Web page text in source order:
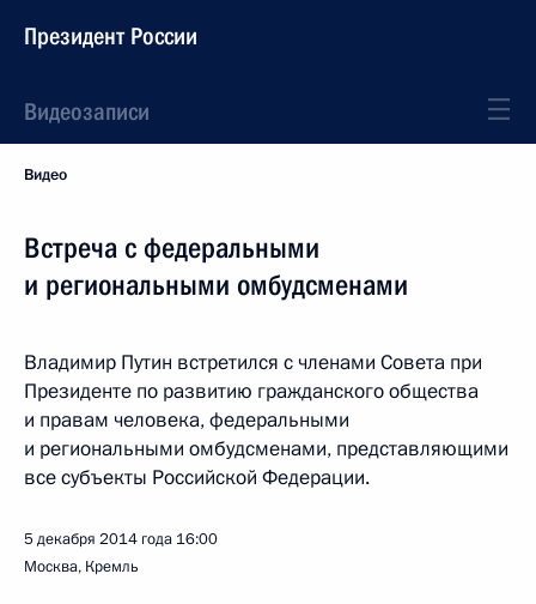
Президент России
Видеозаписи
Видео
Встреча с федеральными
и региональными омбудсменами
Владимир Путин встретился с членами Совета при
Президенте по развитию гражданского общества
и правам человека, федеральными
и региональными омбудсменами, представляющими
все субъекты Российской Федерации.
5 декабря 2014 года 16:00
Москва, Кремль